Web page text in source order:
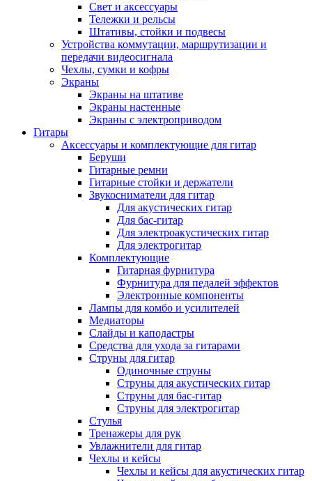
Свет и аксессуары
Тележки и рельсы
Штативы, стойки и подвесы
Устройства коммутации, маршрутизации и
передачи видеосигнала
Чехлы, сумки и кофры
Экраны
Экраны на штативе
Экраны настенные
Экраны с электроприводом
Гитары
Аксессуары и комплектующие для гитар
Беруши
Гитарные ремни
Гитарные стойки и держатели
Звукосниматели для гитар
Для акустических гитар
Для бас-гитар
Для электроакустических гитар
Для электрогитар
Комплектующие
Гитарная фурнитура
Фурнитура для педалей эффектов
Электронные компоненты
Лампы для комбо и усилителей
Медиаторы
Слайды и каподастры
Средства для ухода за гитарами
Струны для гитар
Одиночные струны
Струны для акустических гитар
Струны для бас-гитар
Струны для электрогитар
Стулья
Тренажеры для рук
Увлажнители для гитар
Чехлы и кейсы
Чехлы и кейсы для акустических гитар